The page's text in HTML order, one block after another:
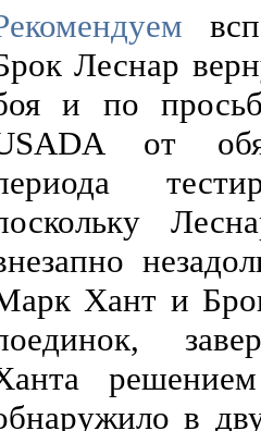
Леснар
и по
от
Хант и
в